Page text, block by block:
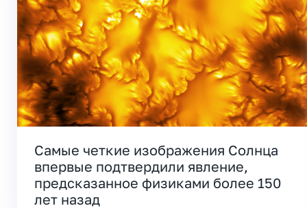
Самые четкие изображения Солнца
впервые подтвердили явление,
предсказанное физиками более 150
лет назад